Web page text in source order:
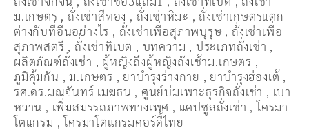
ม.เกษตร , ถั่งเช่าสีทอง , ถั่งเช่าหิมะ , ถั่งเช่าเกษตรแตก
ต่างกับที่อื่นอย่างไร , ถั่งเช่าเพื่อสุภาพบุรุษ , ถั่งเช่าเพื่อ
สุภาพสตรี , ถั่่งเช่าทิเบต , บทความ , ประเภทถั่งเช่า ,
ผลิตภัณฑ์ถั่งเช่า , ผู้หญิงถึงผู้หญิงถังเช้าม.เกษตร ,
ภูมิคุ้มกัน ,ม.เกษตร , ยาบำรุงร่างกาย , ยาบำรุงฮ่องเต้ ,
รศ.ดร.มณจันทร์ เมฆธน , ศูนย์บ่มเพาะธุรกิจถั่งเช่า , เบา
หวาน , เพิ่มสมรรถภาพทางเพศ , แคปซูลถั่งเช่า ,โครมา
โตแกรม ,โครมาโตแกรมคอร์ดี้ไทย